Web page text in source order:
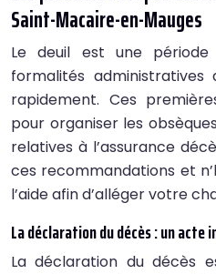
Saint-Macaire-en-Mauges
Le deuil est une période
formalités
rapidement. Ces
pour organiser les
relatives à l’assurance
ces recommandations et
l’aide afin d’alléger votre
La déclaration du décès : un acte
La déclaration du décès